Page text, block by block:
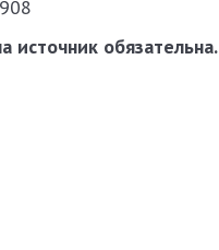
источник обязательна.